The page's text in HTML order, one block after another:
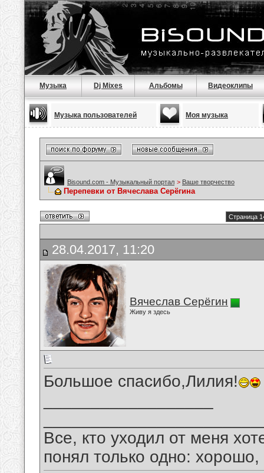
Музыка Dj Mixes Альбомы Видеоклипы
Музыка пользователей Моя музыка
Bisound.com - Музыкальный портал > Ваше творчество
Перепевки от Вячеслава Серёгина
Страница
28.04.2017, 11:20
Вячеслав Серёгин
Живу я здесь
Большое спасибо,Лилия!
Все, кто уходил от меня
понял только одно: